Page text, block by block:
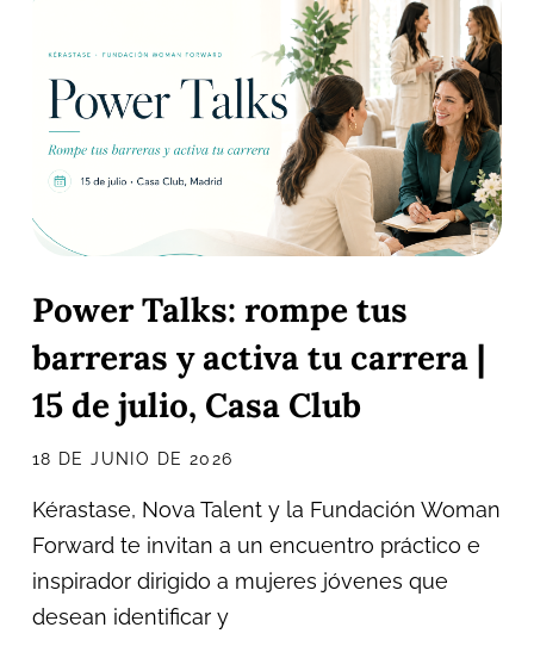
Power Talks: rompe tus
barreras y activa tu carrera |
15 de julio, Casa Club
18 DE JUNIO DE 2026
Kérastase, Nova Talent y la Fundación Woman
Forward te invitan a un encuentro práctico e
inspirador dirigido a mujeres jóvenes que
desean identificar y